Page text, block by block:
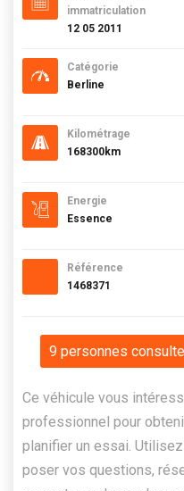
immatriculation
12 05 2011
Catégorie
Berline
Kilométrage
168300km
Energie
Essence
Référence
1468371
9 personnes
Ce véhicule vous
professionnel pour
planifier un essai.
poser vos questions,